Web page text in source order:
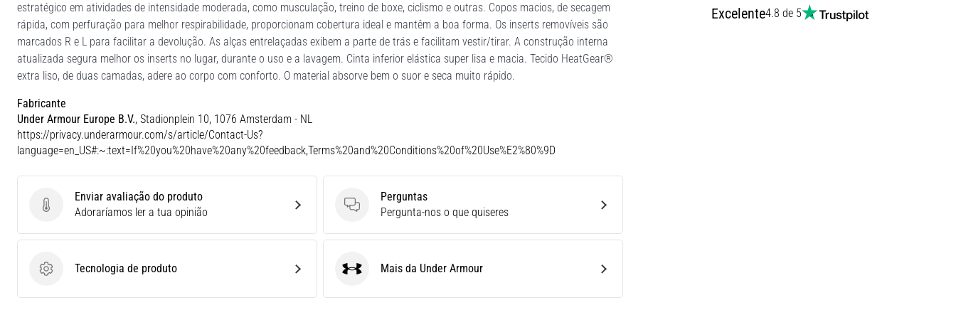
Excelente4.8 de 5
estratégico em atividades de intensidade moderada, como musculação, treino de boxe, ciclismo e outras. Copos macios, de secagem
rápida, com perfuração para melhor respirabilidade, proporcionam cobertura ideal e mantêm a boa forma. Os inserts removíveis são
marcados R e L para facilitar a devolução. As alças entrelaçadas exibem a parte de trás e facilitam vestir/tirar. A construção interna
atualizada segura melhor os inserts no lugar, durante o uso e a lavagem. Cinta inferior elástica super lisa e macia. Tecido HeatGear®
extra liso, de duas camadas, adere ao corpo com conforto. O material absorve bem o suor e seca muito rápido.
Fabricante
Under Armour Europe B.V., Stadionplein 10, 1076 Amsterdam - NL
https://privacy.underarmour.com/s/article/Contact-Us?
language=en_US#:~:text=If%20you%20have%20any%20feedback,Terms%20and%20Conditions%20of%20Use%E2%80%9D
Enviar avaliação do produto
Enviar avaliação do produto
Adoraríamos ler a tua opinião
Perguntas
Perguntas
Pergunta-nos o que quiseres
Tecnologia de produto
Tecnologia de produto Under ArmourMais da Under Armour